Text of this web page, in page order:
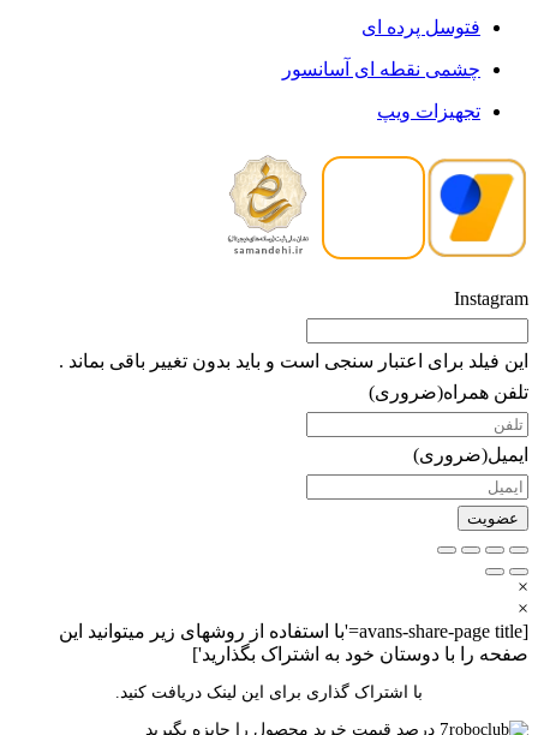
فتوسل پرده ای
چشمی نقطه ای آسانسور
تجهیزات ویپ
Instagram
این فیلد برای اعتبار سنجی است و باید بدون تغییر باقی بماند .
تلفن همراه(ضروری)
ایمیل(ضروری)
×
×
[avans-share-page title='با استفاده از روشهای زیر میتوانید این
صفحه را با دوستان خود به اشتراک بگذارید']
با اشتراک گذاری برای این لینک دریافت کنید.
7 درصد قیمت خرید محصول را جایزه بگیرید